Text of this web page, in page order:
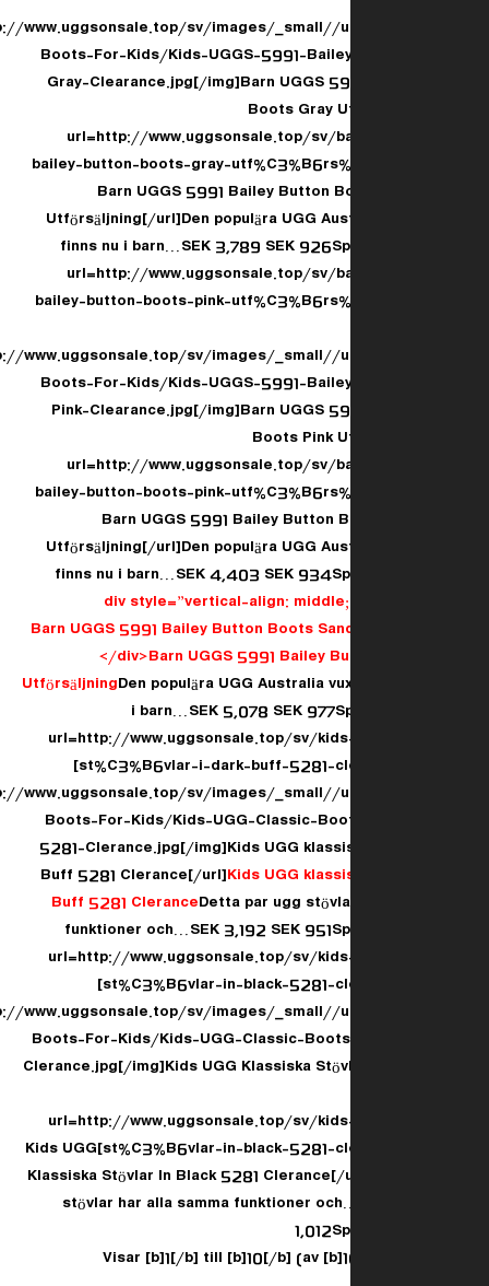
[img]http://www.uggsonsale.top/sv/images/_small//
Boots-For-Kids/Kids-UGGS-5991-
Gray-Clearance.jpg[/img]Barn UGGS
[url=http://www.uggsonsale.top/sv/
bailey-button-boots-gray-
8.html]Barn UGGS 5991 Bailey Button
Utförsäljning[/url]Den populära UGG
finns nu i barn…SEK 3,789 SEK
[url=http://www.uggsonsale.top/sv/
bailey-button-boots-pink-
[img]http://www.uggsonsale.top/sv/images/_small//
Boots-For-Kids/Kids-UGGS-5991-
Pink-Clearance.jpg[/img]Barn UGGS
[url=http://www.uggsonsale.top/sv/
bailey-button-boots-pink-
9.html]Barn UGGS 5991 Bailey
Utförsäljning[/url]Den populära UGG
finns nu i barn…SEK 4,403 SEK
</div>Barn UGGS 5991 Bailey
Utförsäljning Den populära UGG Australia
i barn…SEK 5,078 SEK
[url=http://www.uggsonsale.top/sv/
st%C3%B6vlar-i-dark-buff-5281-clerance-p-3.html]
[img]http://www.uggsonsale.top/sv/images/_small//
Boots-For-Kids/Kids-UGG-Classic-
5281-Clerance.jpg[/img]Kids UGG
Buff 5281 Clerance[/url]
Buff 5281 CleranceDetta par ugg
funktioner och…SEK 3,192 SEK
[url=http://www.uggsonsale.top/sv/
st%C3%B6vlar-in-black-5281-clerance-p-6.html]
[img]http://www.uggsonsale.top/sv/images/_small//
Boots-For-Kids/Kids-UGG-Classic-
Clerance.jpg[/img]Kids UGG Klassiska
[url=http://www.uggsonsale.top/sv/
st%C3%B6vlar-in-black-5281-clerance-p-6.html]Kids UGG
Klassiska Stövlar In Black 5281
stövlar har alla samma funktioner
Visar [b]1[/b] till [b]10[/b] (av